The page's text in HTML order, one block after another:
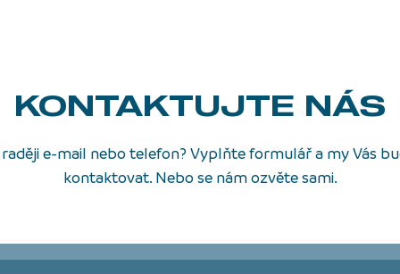
KONTAKTUJTE NÁS
e-mail nebo telefon? Vyplňte formulář a my Vás
kontaktovat. Nebo se nám ozvěte sami.